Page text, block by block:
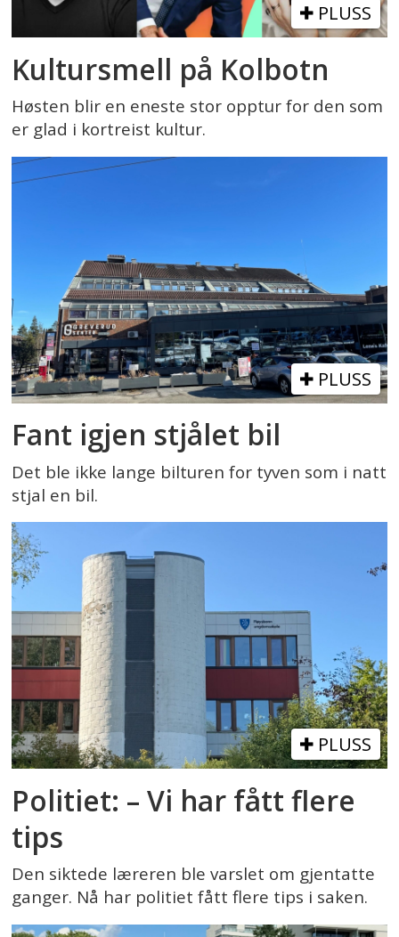
PLUSS
Kultursmell på Kolbotn
Høsten blir en eneste stor opptur for den som
er glad i kortreist kultur.
PLUSS
Fant igjen stjålet bil
Det ble ikke lange bilturen for tyven som i natt
stjal en bil.
PLUSS
Politiet: – Vi har fått flere
tips
Den siktede læreren ble varslet om gjentatte
ganger. Nå har politiet fått flere tips i saken.